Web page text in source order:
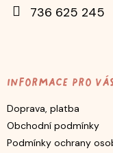
736 625 245
Informace pro
Doprava, platba
Obchodní podmínky
Podmínky ochrany